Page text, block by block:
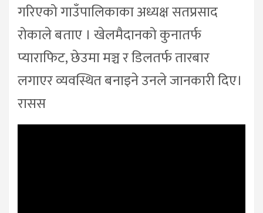
गरिएको गाउँपालिकाका अध्यक्ष सतप्रसाद
रोकाले बताए । खेलमैदानको कुनातर्फ
प्याराफिट, छेउमा मञ्च र डिलतर्फ तारबार
लगाएर व्यवस्थित बनाइने उनले जानकारी दिए।
रासस